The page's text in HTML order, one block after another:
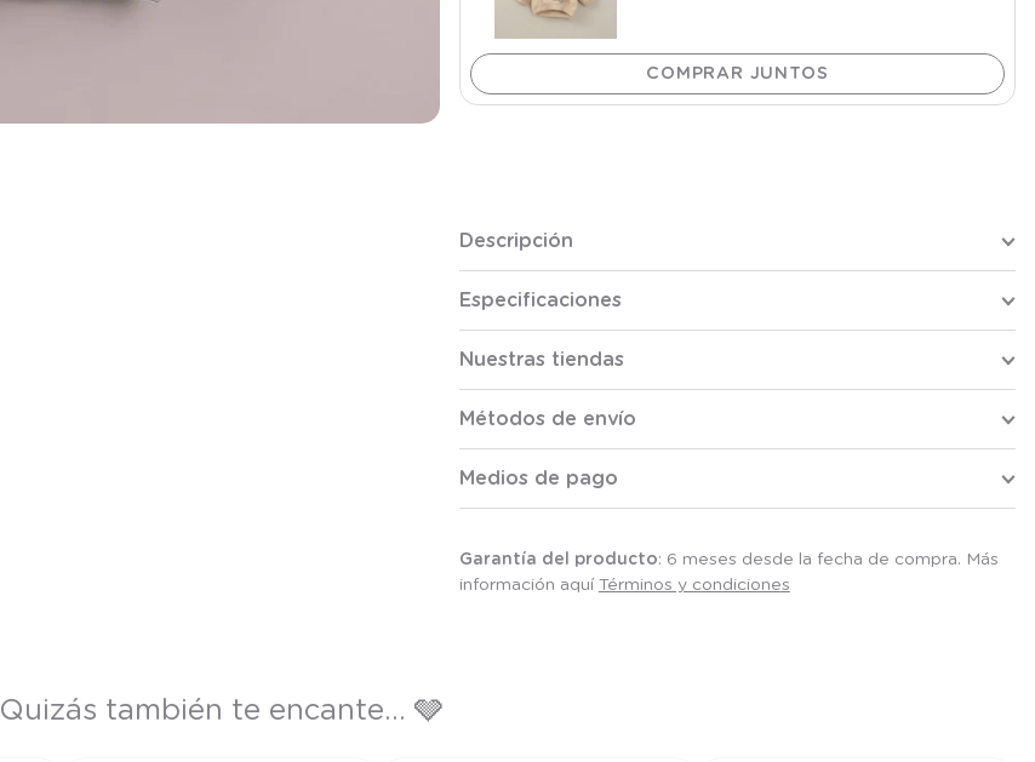
Descripción
Especificaciones
Nuestras tiendas
Métodos de envío
Medios de pago
Garantía del producto: 6 meses desde la fecha de compra. Más
información aquí Términos y condiciones
Quizás también te encante... 🩶